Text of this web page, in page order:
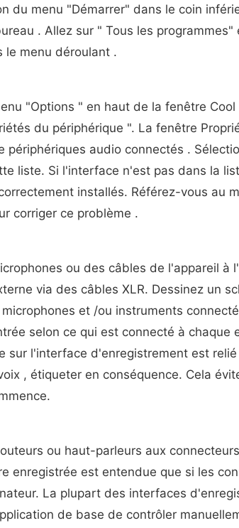
du menu "Démarrer" dans le coin
. Allez sur " Tous les programmes"
le menu déroulant .
"Options " en haut de la fenêtre
du périphérique ". La fenêtre
périphériques audio connectés .
liste. Si l'interface n'est pas dans la
installés. Référez-vous au
corriger ce problème .
ou des câbles de l'appareil à
via des câbles XLR. Dessinez un
et /ou instruments
selon ce qui est connecté à chaque
sur l'interface d'enregistrement est
, étiqueter en conséquence. Cela
ou haut-parleurs aux
enregistrée est entendue que si les
La plupart des interfaces
de base de contrôler